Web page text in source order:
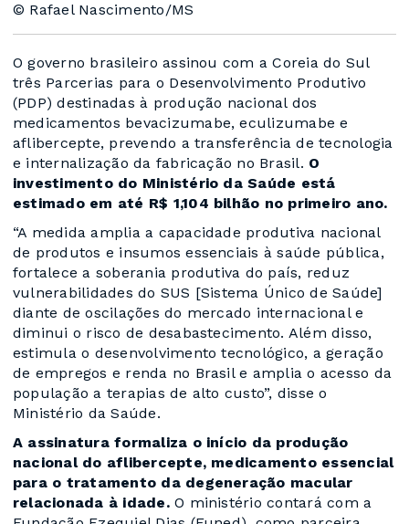
© Rafael Nascimento/MS
O governo brasileiro assinou com a Coreia do Sul
três Parcerias para o Desenvolvimento Produtivo
(PDP) destinadas à produção nacional dos
medicamentos bevacizumabe, eculizumabe e
aflibercepte, prevendo a transferência de tecnologia
e internalização da fabricação no Brasil. O
investimento do Ministério da Saúde está
estimado em até R$ 1,104 bilhão no primeiro ano.
“A medida amplia a capacidade produtiva nacional
de produtos e insumos essenciais à saúde pública,
fortalece a soberania produtiva do país, reduz
vulnerabilidades do SUS [Sistema Único de Saúde]
diante de oscilações do mercado internacional e
diminui o risco de desabastecimento. Além disso,
estimula o desenvolvimento tecnológico, a geração
de empregos e renda no Brasil e amplia o acesso da
população a terapias de alto custo”, disse o
Ministério da Saúde.
A assinatura formaliza o início da produção
nacional do aflibercepte, medicamento essencial
para o tratamento da degeneração macular
relacionada à idade.O ministério contará com a